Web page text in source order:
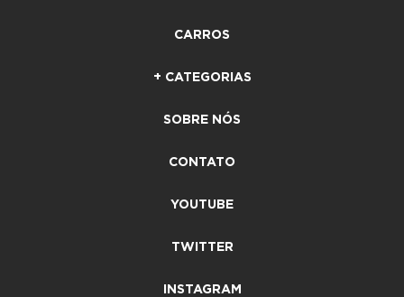
CARROS
+ CATEGORIAS
SOBRE NÓS
CONTATO
YOUTUBE
TWITTER
INSTAGRAM